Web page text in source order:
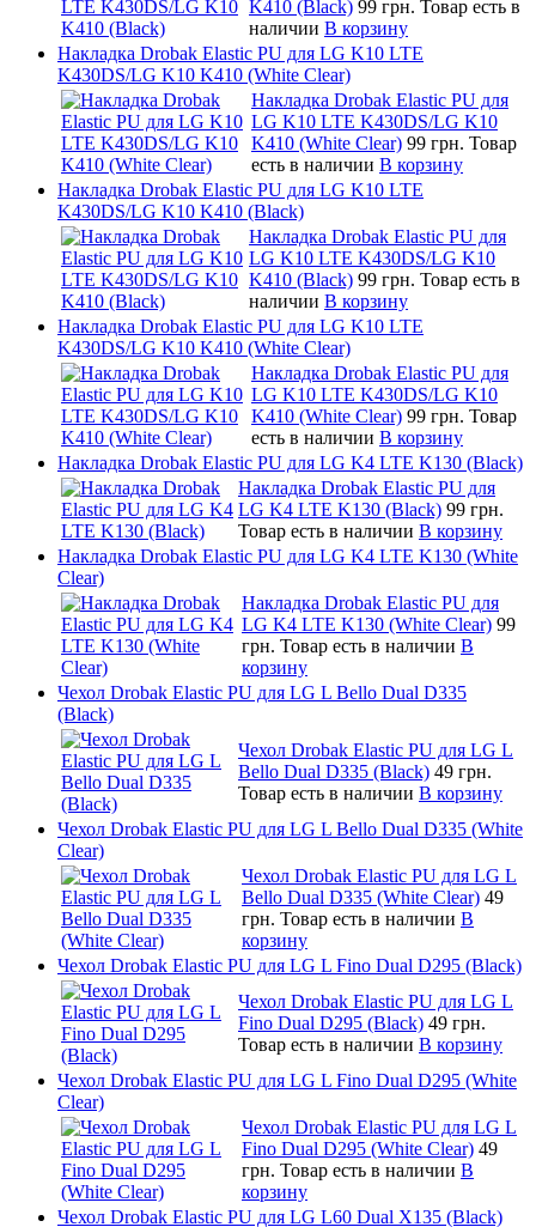
K410 (Black) 99 грн. Товар есть в
наличии В корзину
Накладка Drobak Elastic PU для LG K10 LTE
K430DS/LG K10 K410 (White Clear)
Накладка Drobak Elastic PU для
LG K10 LTE K430DS/LG K10
K410 (White Clear) 99 грн. Товар
есть в наличии В корзину
Накладка Drobak Elastic PU для LG K10 LTE
K430DS/LG K10 K410 (Black)
Накладка Drobak Elastic PU для
LG K10 LTE K430DS/LG K10
K410 (Black) 99 грн. Товар есть в
наличии В корзину
Накладка Drobak Elastic PU для LG K10 LTE
K430DS/LG K10 K410 (White Clear)
Накладка Drobak Elastic PU для
LG K10 LTE K430DS/LG K10
K410 (White Clear) 99 грн. Товар
есть в наличии В корзину
Накладка Drobak Elastic PU для LG K4 LTE K130 (Black)
Накладка Drobak Elastic PU для
LG K4 LTE K130 (Black) 99 грн.
Товар есть в наличии В корзину
Накладка Drobak Elastic PU для LG K4 LTE K130 (White
Clear)
Накладка Drobak Elastic PU для
LG K4 LTE K130 (White Clear) 99
грн. Товар есть в наличии В
корзину
Чехол Drobak Elastic PU для LG L Bello Dual D335
(Black)
Чехол Drobak Elastic PU для LG L
Bello Dual D335 (Black) 49 грн.
Товар есть в наличии В корзину
Чехол Drobak Elastic PU для LG L Bello Dual D335 (White
Clear)
Чехол Drobak Elastic PU для LG L
Bello Dual D335 (White Clear) 49
грн. Товар есть в наличии В
корзину
Чехол Drobak Elastic PU для LG L Fino Dual D295 (Black)
Чехол Drobak Elastic PU для LG L
Fino Dual D295 (Black) 49 грн.
Товар есть в наличии В корзину
Чехол Drobak Elastic PU для LG L Fino Dual D295 (White
Clear)
Чехол Drobak Elastic PU для LG L
Fino Dual D295 (White Clear) 49
грн. Товар есть в наличии В
корзину
Чехол Drobak Elastic PU для LG L60 Dual X135 (Black)